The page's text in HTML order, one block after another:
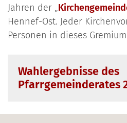
Jahren der „
Hennef-Ost. Jeder
Personen in dieses
Wahlergebnisse des
Pfarrgemeinderates